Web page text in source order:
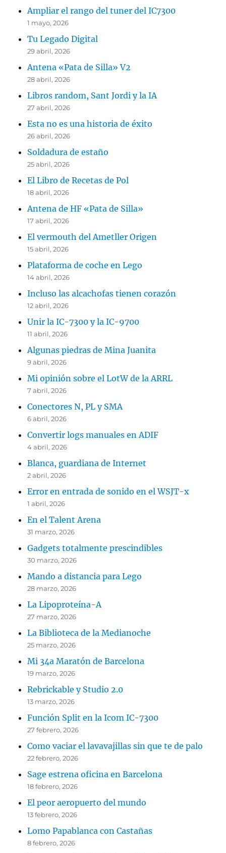
Ampliar el rango del tuner del IC7300
1 mayo, 2026
Tu Legado Digital
29 abril, 2026
Antena «Pata de Silla» V2
28 abril, 2026
Libros random, Sant Jordi y la IA
27 abril, 2026
Esta no es una historia de éxito
26 abril, 2026
Soldadura de estaño
25 abril, 2026
El Libro de Recetas de Pol
18 abril, 2026
Antena de HF «Pata de Silla»
17 abril, 2026
El vermouth del Ametller Origen
15 abril, 2026
Plataforma de coche en Lego
14 abril, 2026
Incluso las alcachofas tienen corazón
12 abril, 2026
Unir la IC-7300 y la IC-9700
11 abril, 2026
Algunas piedras de Mina Juanita
9 abril, 2026
Mi opinión sobre el LotW de la ARRL
7 abril, 2026
Conectores N, PL y SMA
6 abril, 2026
Convertir logs manuales en ADIF
4 abril, 2026
Blanca, guardiana de Internet
2 abril, 2026
Error en entrada de sonido en el WSJT-x
1 abril, 2026
En el Talent Arena
31 marzo, 2026
Gadgets totalmente prescindibles
30 marzo, 2026
Mando a distancia para Lego
28 marzo, 2026
La Lipoproteína-A
27 marzo, 2026
La Biblioteca de la Medianoche
25 marzo, 2026
Mi 34a Maratón de Barcelona
19 marzo, 2026
Rebrickable y Studio 2.0
13 marzo, 2026
Función Split en la Icom IC-7300
27 febrero, 2026
Como vaciar el lavavajillas sin que te de palo
22 febrero, 2026
Sage estrena oficina en Barcelona
18 febrero, 2026
El peor aeropuerto del mundo
13 febrero, 2026
Lomo Papablanca con Castañas
8 febrero, 2026